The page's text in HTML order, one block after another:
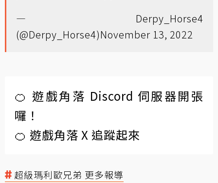
— Derpy_Horse4
(@Derpy_Horse4)November 13, 2022
🍊 遊戲角落 Discord 伺服器開張
囉！
🍊 遊戲角落 X 追蹤起來
超級瑪利歐兄弟 更多報導